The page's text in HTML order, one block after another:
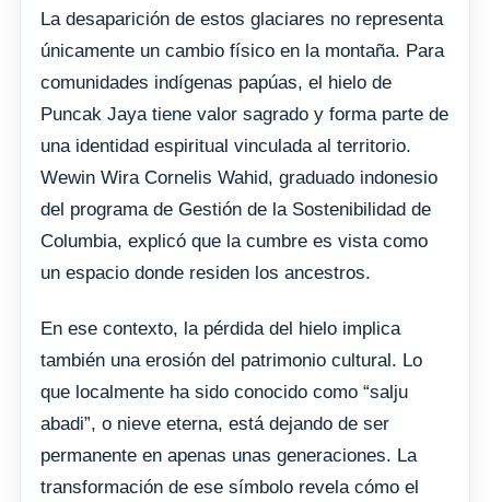
La desaparición de estos glaciares no representa
únicamente un cambio físico en la montaña. Para
comunidades indígenas papúas, el hielo de
Puncak Jaya tiene valor sagrado y forma parte de
una identidad espiritual vinculada al territorio.
Wewin Wira Cornelis Wahid, graduado indonesio
del programa de Gestión de la Sostenibilidad de
Columbia, explicó que la cumbre es vista como
un espacio donde residen los ancestros.
En ese contexto, la pérdida del hielo implica
también una erosión del patrimonio cultural. Lo
que localmente ha sido conocido como “salju
abadi”, o nieve eterna, está dejando de ser
permanente en apenas unas generaciones. La
transformación de ese símbolo revela cómo el